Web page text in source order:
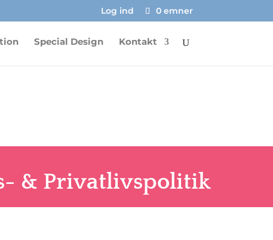
Log ind 0 emner
Special Design Kontakt
& Privatlivspolitik